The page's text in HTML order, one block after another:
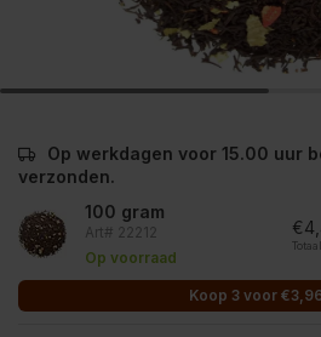
Op werkdagen voor 15.00 uur
verzonden.
100 gram
Art# 22212
Op voorraad
Totaal:
Koop 3 voor